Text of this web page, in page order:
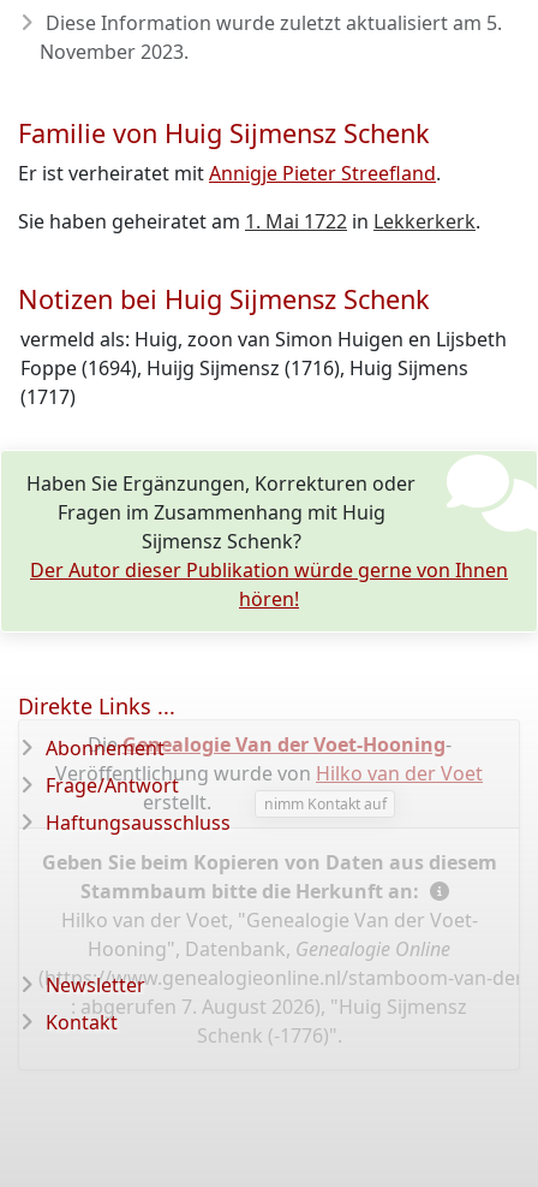
Diese Information wurde zuletzt aktualisiert am 5.
November 2023.
Familie von Huig Sijmensz Schenk
Er ist verheiratet mitAnnigje Pieter Streefland.
Sie haben geheiratet am 1. Mai 1722 in Lekkerkerk.
Notizen bei Huig Sijmensz Schenk
vermeld als: Huig, zoon van Simon Huigen en Lijsbeth
Foppe (1694), Huijg Sijmensz (1716), Huig Sijmens
(1717)
Haben Sie Ergänzungen, Korrekturen oder
Fragen im Zusammenhang mit Huig
Sijmensz Schenk?
Der Autor dieser Publikation würde gerne von Ihnen
hören!
DieGenealogie Van der Voet-Hooning-
Veröffentlichung wurde von Hilko van der Voet
erstellt.
nimm Kontakt auf
Geben Sie beim Kopieren von Daten aus diesem
Stammbaum bitte die Herkunft an:
Hilko van der Voet, "Genealogie Van der Voet-
Hooning", Datenbank, Genealogie Online
(https://www.genealogieonline.nl/stamboom-van-der-
: abgerufen 7. August 2026), "Huig Sijmensz
Schenk (-1776)".
Direkte Links ...
Abonnement
Frage/Antwort
Haftungsausschluss
Newsletter
Kontakt